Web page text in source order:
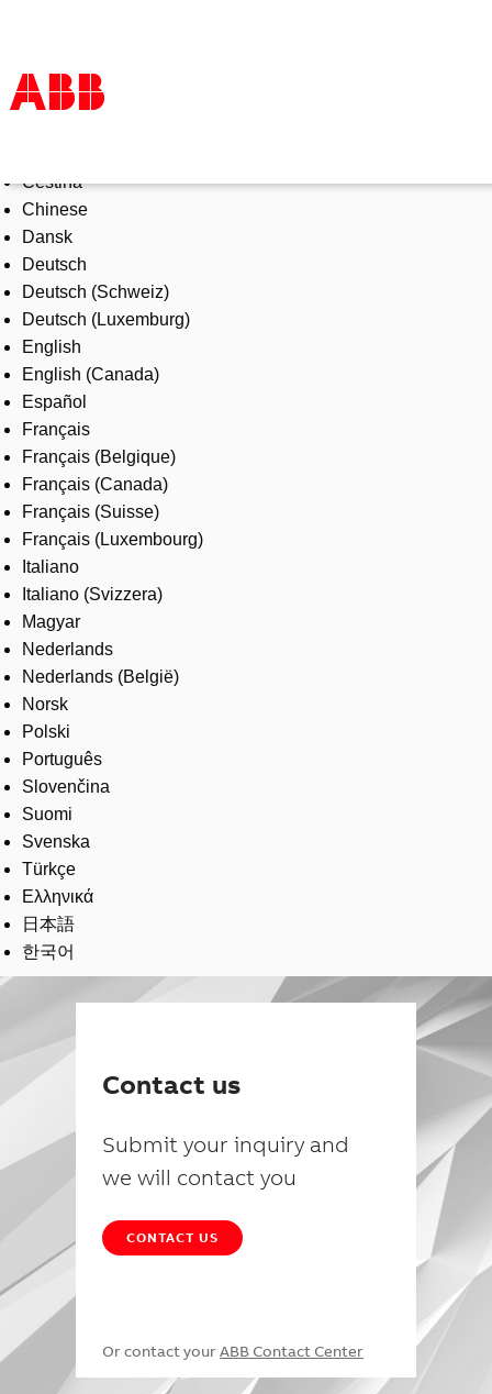
Products & Solutions
Industries
Services
About us
Where to buy
Contact us
Careers
Čeština
Chinese
Dansk
Deutsch
Deutsch (Schweiz)
Deutsch (Luxemburg)
English
English (Canada)
Español
Français
Français (Belgique)
Français (Canada)
Français (Suisse)
Français (Luxembourg)
Italiano
Italiano (Svizzera)
Magyar
Nederlands
Nederlands (België)
Norsk
Polski
Português
Slovenčina
Suomi
Svenska
Türkçe
Ελληνικά
日本語
한국어
Contact us
Submit your inquiry and
we will contact you
CONTACT US
Or contact your ABB Contact Center